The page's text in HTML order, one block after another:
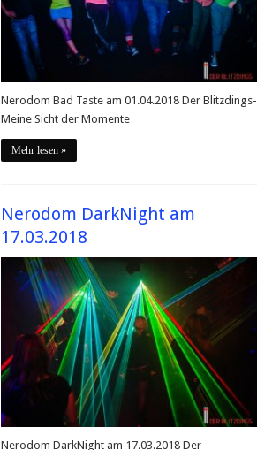
Nerodom Bad Taste am 01.04.2018 Der Blitzdings-
Meine Sicht der Momente
Mehr lesen »
Nerodom DarkNight am
17.03.2018
Nerodom DarkNight am 17.03.2018 Der